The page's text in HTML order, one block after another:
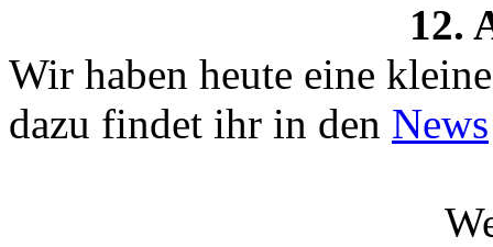
12.
Wir haben heute eine
dazu findet ihr in den News